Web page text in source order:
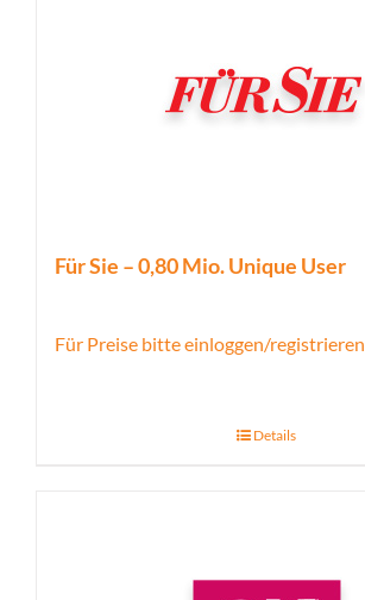
Für Sie – 0,80 Mio. Unique User
Für Preise bitte einloggen/registrieren
Details